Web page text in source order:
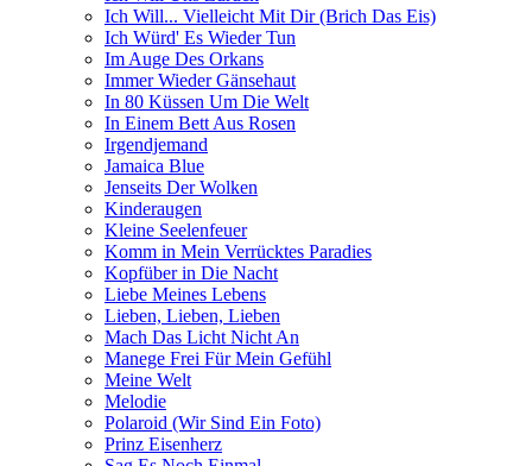
Ich Will... Vielleicht Mit Dir (Brich Das Eis)
Ich Würd' Es Wieder Tun
Im Auge Des Orkans
Immer Wieder Gänsehaut
In 80 Küssen Um Die Welt
In Einem Bett Aus Rosen
Irgendjemand
Jamaica Blue
Jenseits Der Wolken
Kinderaugen
Kleine Seelenfeuer
Komm in Mein Verrücktes Paradies
Kopfüber in Die Nacht
Liebe Meines Lebens
Lieben, Lieben, Lieben
Mach Das Licht Nicht An
Manege Frei Für Mein Gefühl
Meine Welt
Melodie
Polaroid (Wir Sind Ein Foto)
Prinz Eisenherz